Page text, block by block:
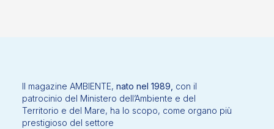
Il magazine AMBIENTE, nato nel 1989, con il
patrocinio del Ministero dell’Ambiente e del
Territorio e del Mare, ha lo scopo, come organo più
prestigioso del settore